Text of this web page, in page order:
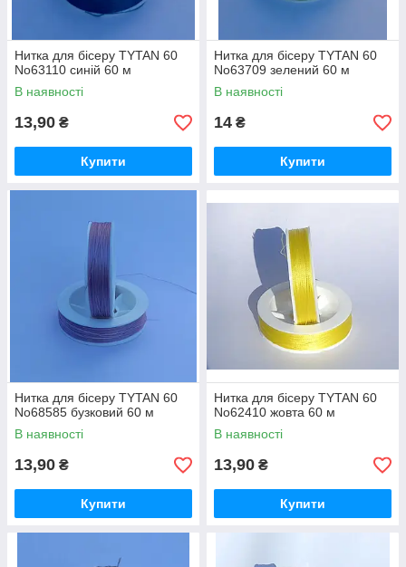
Нитка для бісеру TYTAN 60
No63110 синій 60 м
В наявності
13,90 ₴
Купити
Нитка для бісеру TYTAN 60
No63709 зелений 60 м
В наявності
14 ₴
Купити
Нитка для бісеру TYTAN 60
No68585 бузковий 60 м
В наявності
13,90 ₴
Купити
Нитка для бісеру TYTAN 60
No62410 жовта 60 м
В наявності
13,90 ₴
Купити